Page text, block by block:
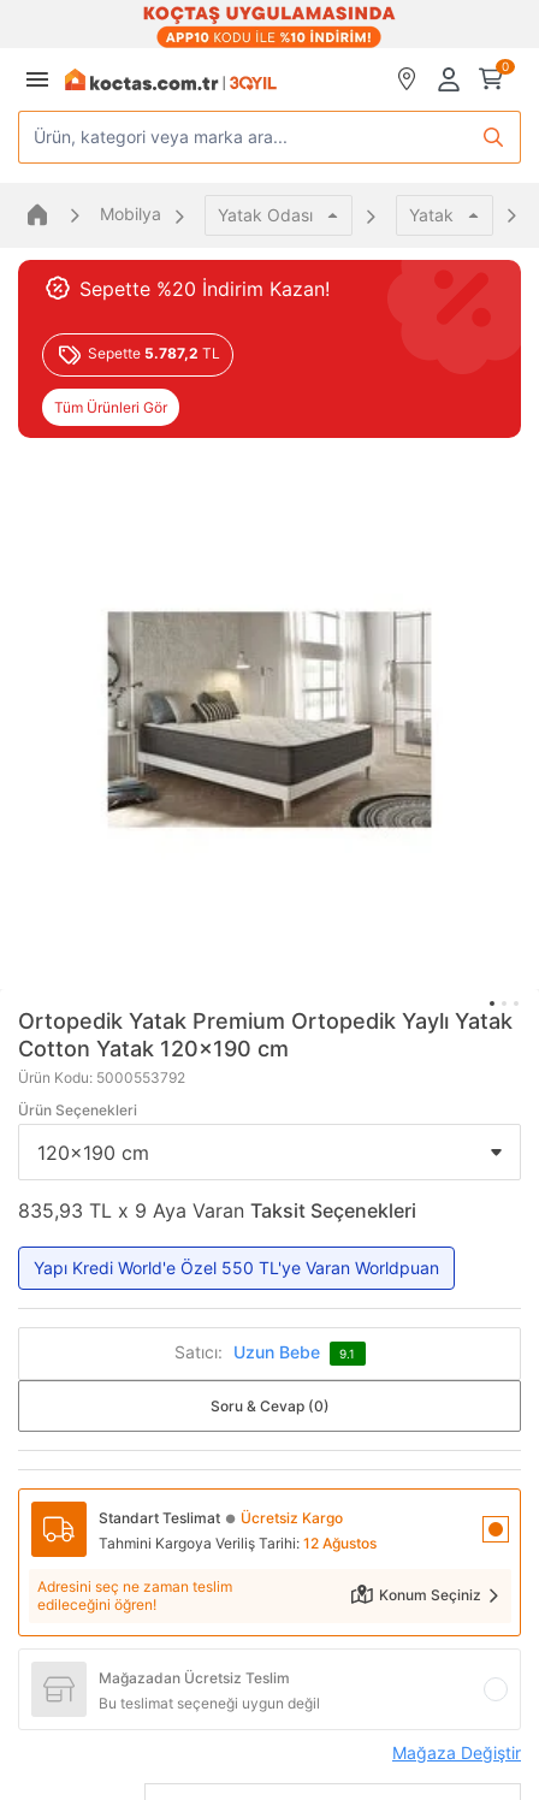
0
Ürün, kategori veya marka ara...
Mobilya Yatak Odası Yatak
Sepette %20 İndirim Kazan!
Sepette 5.787,2 TL
Tüm Ürünleri Gör
Ortopedik Yatak Premium Ortopedik Yaylı Yatak
Cotton Yatak 120x190 cm
Ürün Kodu: 5000553792
Ürün Seçenekleri
835,93 TL x 9 Aya Varan Taksit Seçenekleri
Yapı Kredi World'e Özel 550 TL'ye Varan Worldpuan
Satıcı: Uzun Bebe 9.1
Soru & Cevap (0)
Standart Teslimat ● Ücretsiz Kargo
Tahmini Kargoya Veriliş Tarihi: 12 Ağustos
Adresini seç ne zaman teslim
edileceğini öğren!
Konum Seçiniz
Mağazadan Ücretsiz Teslim
Bu teslimat seçeneği uygun değil
Mağaza Değiştir